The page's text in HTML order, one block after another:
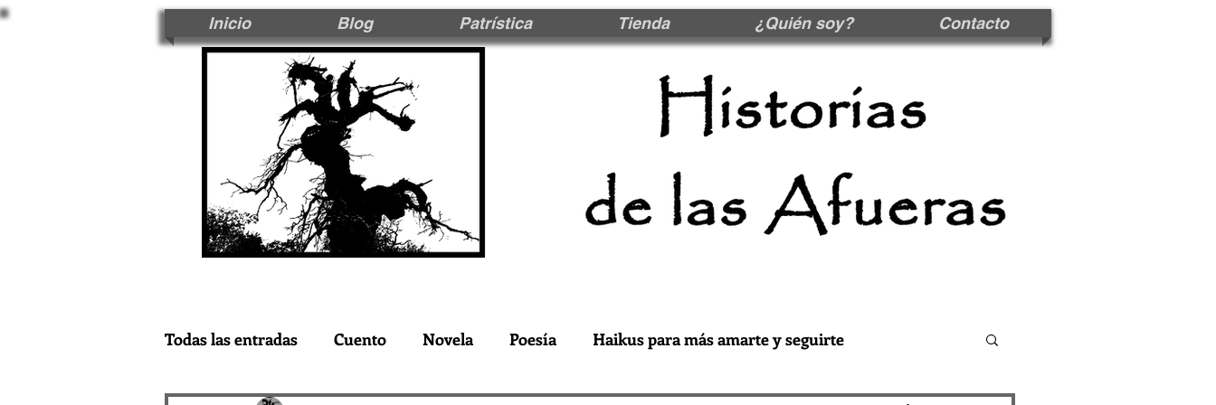
Inicio Blog Patrística Tienda ¿Quién soy? Contacto
Todas las entradas Cuento Novela Poesía Haikus para más amarte y seguirte